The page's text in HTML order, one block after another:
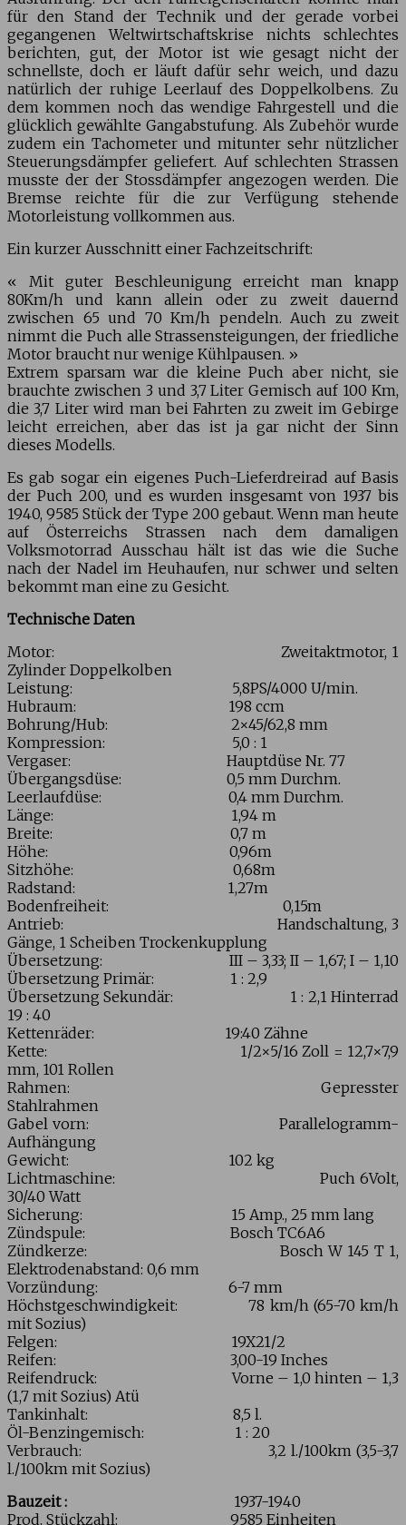
für den Stand der Technik und der gerade vorbei
gegangenen Weltwirtschaftskrise nichts schlechtes
berichten, gut, der Motor ist wie gesagt nicht der
schnellste, doch er läuft dafür sehr weich, und dazu
natürlich der ruhige Leerlauf des Doppelkolbens. Zu
dem kommen noch das wendige Fahrgestell und die
glücklich gewählte Gangabstufung. Als Zubehör wurde
zudem ein Tachometer und mitunter sehr nützlicher
Steuerungsdämpfer geliefert. Auf schlechten Strassen
musste der der Stossdämpfer angezogen werden. Die
Bremse reichte für die zur Verfügung stehende
Motorleistung vollkommen aus.
Ein kurzer Ausschnitt einer Fachzeitschrift:
« Mit guter Beschleunigung erreicht man knapp
80Km/h und kann allein oder zu zweit dauernd
zwischen 65 und 70 Km/h pendeln. Auch zu zweit
nimmt die Puch alle Strassensteigungen, der friedliche
Motor braucht nur wenige Kühlpausen. »
Extrem sparsam war die kleine Puch aber nicht, sie
brauchte zwischen 3 und 3,7 Liter Gemisch auf 100 Km,
die 3,7 Liter wird man bei Fahrten zu zweit im Gebirge
leicht erreichen, aber das ist ja gar nicht der Sinn
dieses Modells.
Es gab sogar ein eigenes Puch-Lieferdreirad auf Basis
der Puch 200, und es wurden insgesamt von 1937 bis
1940, 9585 Stück der Type 200 gebaut. Wenn man heute
auf Österreichs Strassen nach dem damaligen
Volksmotorrad Ausschau hält ist das wie die Suche
nach der Nadel im Heuhaufen, nur schwer und selten
bekommt man eine zu Gesicht.
Technische Daten
Motor: Zweitaktmotor, 1
Zylinder Doppelkolben
Leistung: 5,8PS/4000 U/min.
Hubraum: 198 ccm
Bohrung/Hub: 2×45/62,8 mm
Kompression: 5,0 : 1
Vergaser:
Hauptdüse Nr. 77
Übergangsdüse: 0,5 mm Durchm.
Leerlaufdüse: 0,4 mm Durchm.
Länge: 1,94 m
Breite: 0,7 m
Höhe: 0,96m
Sitzhöhe: 0,68m
Radstand: 1,27m
Bodenfreiheit: 0,15m
Antrieb: Handschaltung, 3
Gänge, 1 Scheiben Trockenkupplung
Übersetzung: III – 3,33; II – 1,67; I – 1,10
Übersetzung Primär: 1 : 2,9
Übersetzung Sekundär: 1 : 2,1 Hinterrad
19 : 40
Kettenräder: 19:40 Zähne
Kette: 1/2×5/16 Zoll = 12,7×7,9
mm, 101 Rollen
Rahmen: Gepresster
Stahlrahmen
Gabel vorn: Parallelogramm-
Aufhängung
Gewicht: 102 kg
Lichtmaschine: Puch 6Volt,
30/40 Watt
Sicherung: 15 Amp., 25 mm lang
Zündspule: Bosch TC6A6
Zündkerze: Bosch W 145 T 1,
Elektrodenabstand: 0,6 mm
Vorzündung: 6-7 mm
Höchstgeschwindigkeit: 78 km/h (65-70 km/h
mit Sozius)
Felgen: 19X21/2
Reifen: 3,00-19 Inches
Reifendruck: Vorne – 1,0 hinten – 1,3
(1,7 mit Sozius) Atü
Tankinhalt: 8,5 l.
Öl-Benzingemisch: 1 : 20
Verbrauch: 3,2 l./100km (3,5-3,7
l./100km mit Sozius)
Bauzeit :
1937-1940
Prod. Stückzahl: 9585 Einheiten